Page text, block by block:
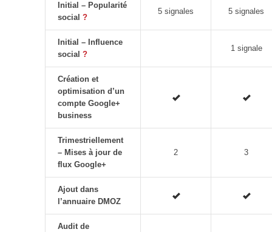
Initial – Popularité
social ?
5 signales 5 signales
Initial – Influence
social ?
1 signale
Création et
optimisation d’un
compte Google+
business
Trimestriellement
– Mises à jour de
flux Google+
2 3
Ajout dans
l’annuaire DMOZ
Audit de